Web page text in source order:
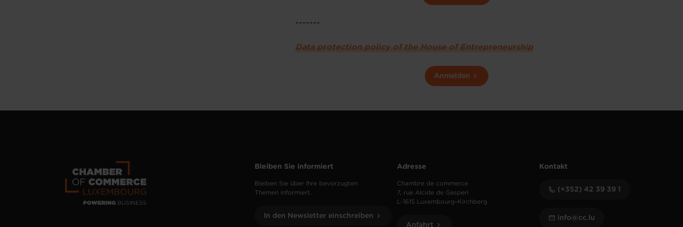
-------
Data protection policy of the House of Entrepreneurship
Anmelden
Bleiben Sie informiert
Bleiben Sie über Ihre bevorzugten
Themen informiert.
In den Newsletter einschreiben
Adresse
Chambre de commerce
7, rue Alcide de Gasperi
L-1615 Luxembourg-Kirchberg
Anfahrt
Kontakt
(+352) 42 39 39 1
info@cc.lu